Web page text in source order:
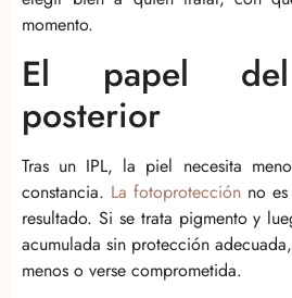
momento.
El papel
posterior
Tras un IPL, la piel necesita
constancia. La fotoprotecciónno es
resultado. Si se trata pigmento y
acumulada sin protección
menos o verse comprometida.